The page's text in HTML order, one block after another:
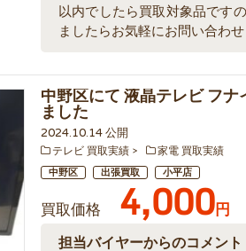
以内でしたら買取対象品です
ましたらお気軽にお問い合わせ
中野区にて 液晶テレビ フナ
ました
2024.10.14 公開
テレビ 買取実績 家電 買取実績
中野区 出張買取 小平店
買取価格 4,000円
担当バイヤーからのコメント